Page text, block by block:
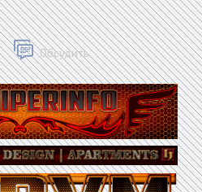
Обсудить